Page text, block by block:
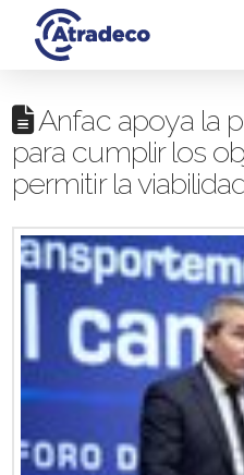
Anfac apoya la
para cumplir los
permitir la